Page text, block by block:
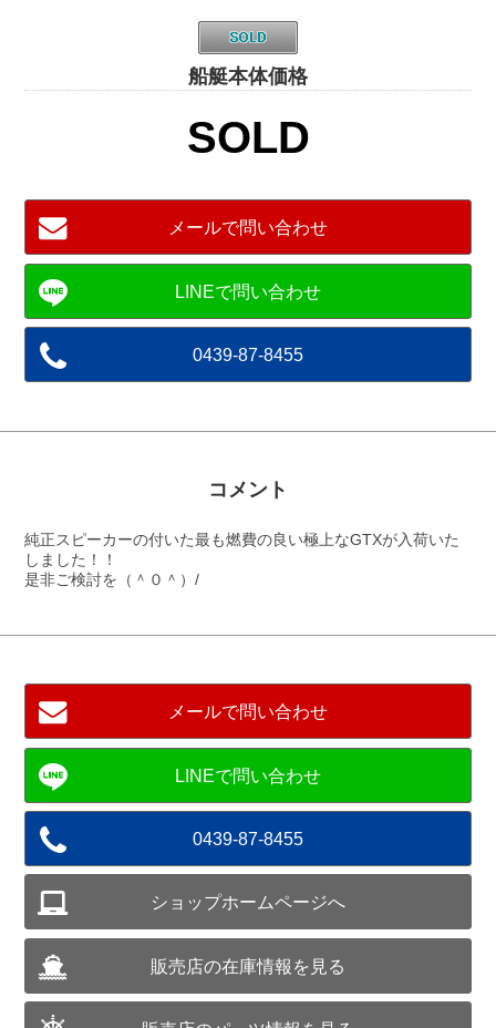
船艇本体価格
SOLD
メールで問い合わせ
0439-87-8455
コメント
純正スピーカーの付いた最も燃費の良い極上なGTXが入荷いた
しました！！
是非ご検討を（＾０＾）/
メールで問い合わせ
0439-87-8455
ショップホームページへ
販売店の在庫情報を見る